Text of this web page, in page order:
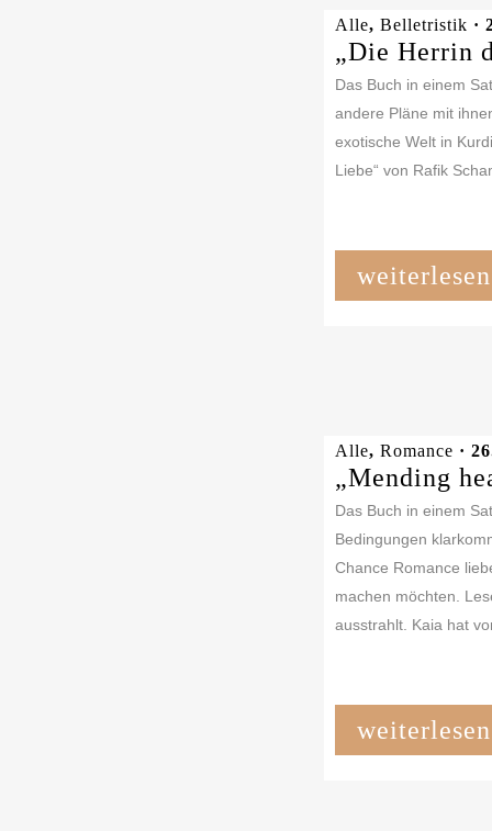
Alle, Belletristik ·
„Die Herrin
Das Buch in einem
andere Pläne mit
exotische Welt in
Liebe“ von Rafik
weiterlesen
Alle, Romance ·
„Mending
Das Buch in einem
Bedingungen
Chance Romance
machen möchten.
ausstrahlt. Kaia hat
weiterlesen